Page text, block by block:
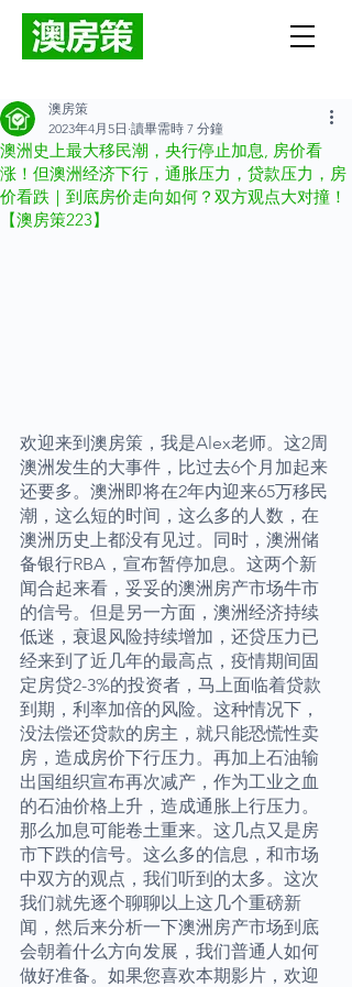
澳洲史上最大移民潮，央行停止加息, 房价看
涨！但澳洲经济下行，通胀压力，贷款压力，房
价看跌｜到底房价走向如何？双方观点大对撞！
【澳房策223】
澳房策
2023年4月5日 讀畢需時 7 分鐘
欢迎来到澳房策，我是Alex老师。这2周
澳洲发生的大事件，比过去6个月加起来
还要多。澳洲即将在2年内迎来65万移民
潮，这么短的时间，这么多的人数，在
澳洲历史上都没有见过。同时，澳洲储
备银行RBA，宣布暂停加息。这两个新
闻合起来看，妥妥的澳洲房产市场牛市
的信号。但是另一方面，澳洲经济持续
低迷，衰退风险持续增加，还贷压力已
经来到了近几年的最高点，疫情期间固
定房贷2-3%的投资者，马上面临着贷款
到期，利率加倍的风险。这种情况下，
没法偿还贷款的房主，就只能恐慌性卖
房，造成房价下行压力。再加上石油输
出国组织宣布再次减产，作为工业之血
的石油价格上升，造成通胀上行压力。
那么加息可能卷土重来。这几点又是房
市下跌的信号。这么多的信息，和市场
中双方的观点，我们听到的太多。这次
我们就先逐个聊聊以上这几个重磅新
闻，然后来分析一下澳洲房产市场到底
会朝着什么方向发展，我们普通人如何
做好准备。如果您喜欢本期影片，欢迎